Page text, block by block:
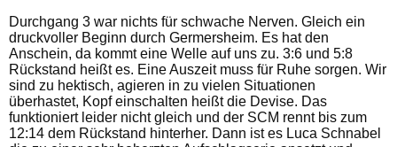
Durchgang 3 war nichts für schwache Nerven. Gleich ein
druckvoller Beginn durch Germersheim. Es hat den
Anschein, da kommt eine Welle auf uns zu. 3:6 und 5:8
Rückstand heißt es. Eine Auszeit muss für Ruhe sorgen. Wir
sind zu hektisch, agieren in zu vielen Situationen
überhastet, Kopf einschalten heißt die Devise. Das
funktioniert leider nicht gleich und der SCM rennt bis zum
12:14 dem Rückstand hinterher. Dann ist es Luca Schnabel